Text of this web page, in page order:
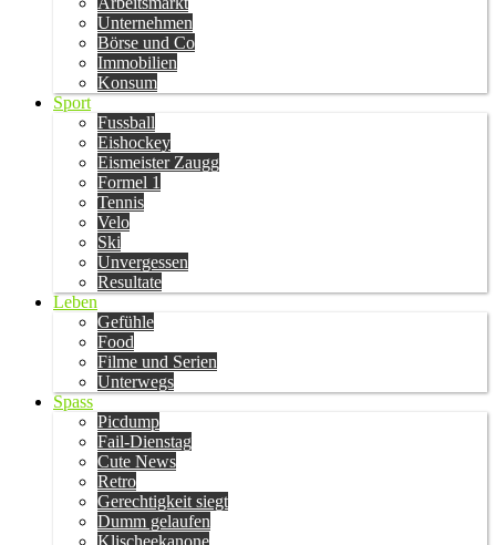
Unternehmen
Börse und Co
Immobilien
Konsum
Sport
Fussball
Eishockey
Eismeister Zaugg
Formel 1
Tennis
Velo
Ski
Unvergessen
Resultate
Leben
Gefühle
Food
Filme und Serien
Unterwegs
Spass
Picdump
Fail-Dienstag
Cute News
Retro
Gerechtigkeit siegt
Dumm gelaufen
Klischeekanone